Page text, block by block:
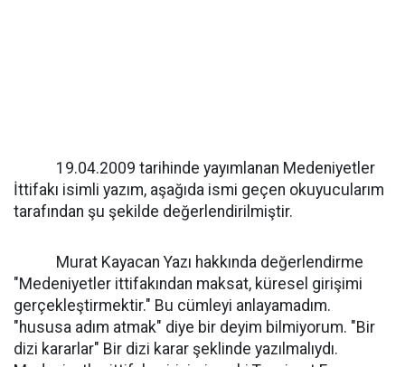
19.04.2009 tarihinde yayımlanan Medeniyetler
İttifakı isimli yazım, aşağıda ismi geçen okuyucularım
tarafından şu şekilde değerlendirilmiştir.
Murat Kayacan Yazı hakkında değerlendirme
"Medeniyetler ittifakından maksat, küresel girişimi
gerçekleştirmektir." Bu cümleyi anlayamadım.
"hususa adım atmak" diye bir deyim bilmiyorum. "Bir
dizi kararlar" Bir dizi karar şeklinde yazılmalıydı.